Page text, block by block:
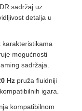
sadržaj uz
detalja u
karakteristikama
mogućnosti
sadržaja.
Hz pruža fluidniji
igara.
kompatibilnom